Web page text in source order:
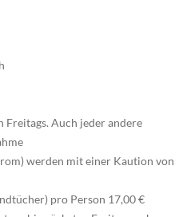
Freitags. Auch jeder andere
werden mit einer Kaution von
pro Person 17,00 €